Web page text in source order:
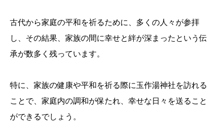
古代から家庭の平和を祈るために、多くの人々が参拝
し、その結果、家族の間に幸せと絆が深まったという伝
承が数多く残っています。
特に、家族の健康や平和を祈る際に玉作湯神社を訪れる
ことで、家庭内の調和が保たれ、幸せな日々を送ること
ができるでしょう。